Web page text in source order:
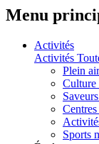
Menu
Activités
Activités
Plein air
Culture
Centres
Sports